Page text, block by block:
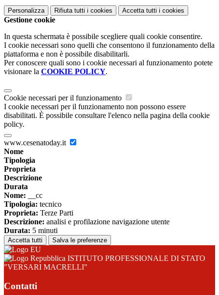
Personalizza Rifiuta tutti i cookies Accetta tutti i cookies
Gestione cookie
In questa schermata è possibile scegliere quali cookie consentire.
I cookie necessari sono quelli che consentono il funzionamento della
piattaforma e non è possibile disabilitarli.
Per conoscere quali sono i cookie necessari al funzionamento potete
visionare la COOKIE POLICY.
Cookie necessari per il funzionamento
I cookie necessari per il funzionamento non possono essere
disabilitati. È possibile consultare l'elenco nella pagina della cookie
policy.
www.cesenatoday.it
Nome
Tipologia
Proprieta
Descrizione
Durata
Nome: __cc
Tipologia: tecnico
Proprieta: Terze Parti
Descrizione: analisi e profilazione navigazione utente
Durata: 5 minuti
Accetta tutti Salva le preferenze
ISTITUTO PROFESSIONALE DI STATO
"VERSARI MACRELLI"
Contatti